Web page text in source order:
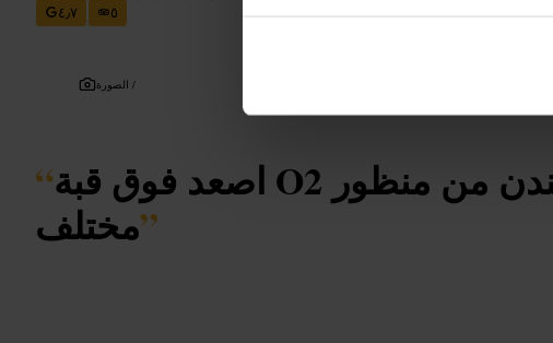
٤٫٧
٥
الصورة /
“اصعد فوق قبة O2 وشاهد لندن من منظور
مختلف”